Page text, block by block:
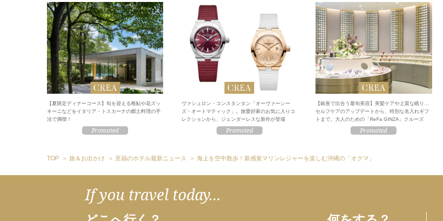
【夏限定ディナーコース】旬を迎える稚鮎や花ズッ
キーニなどをイタリア・トスカーナの郷土料理の手
法で満喫！
ヴァシュロン・コンスタンタン「オーヴァーシー
ズ・オートマティック」。旅愛好家のお気に入りコ
レクションから、ジェンダーレスな新作が登場
【銀座で出合う最旬美容】美髪ケアや上質な眠り…
セルフケアのアップデートから、特別な名入れギフ
トまで。大人のための「ReFa GINZA」クルーズ
TOP 旅＆お出かけ 至福のホテル最新ニュース 海上を空中散歩！新感覚マリンレジャーを楽しむ沖縄の「オクマ」
If you travel today...